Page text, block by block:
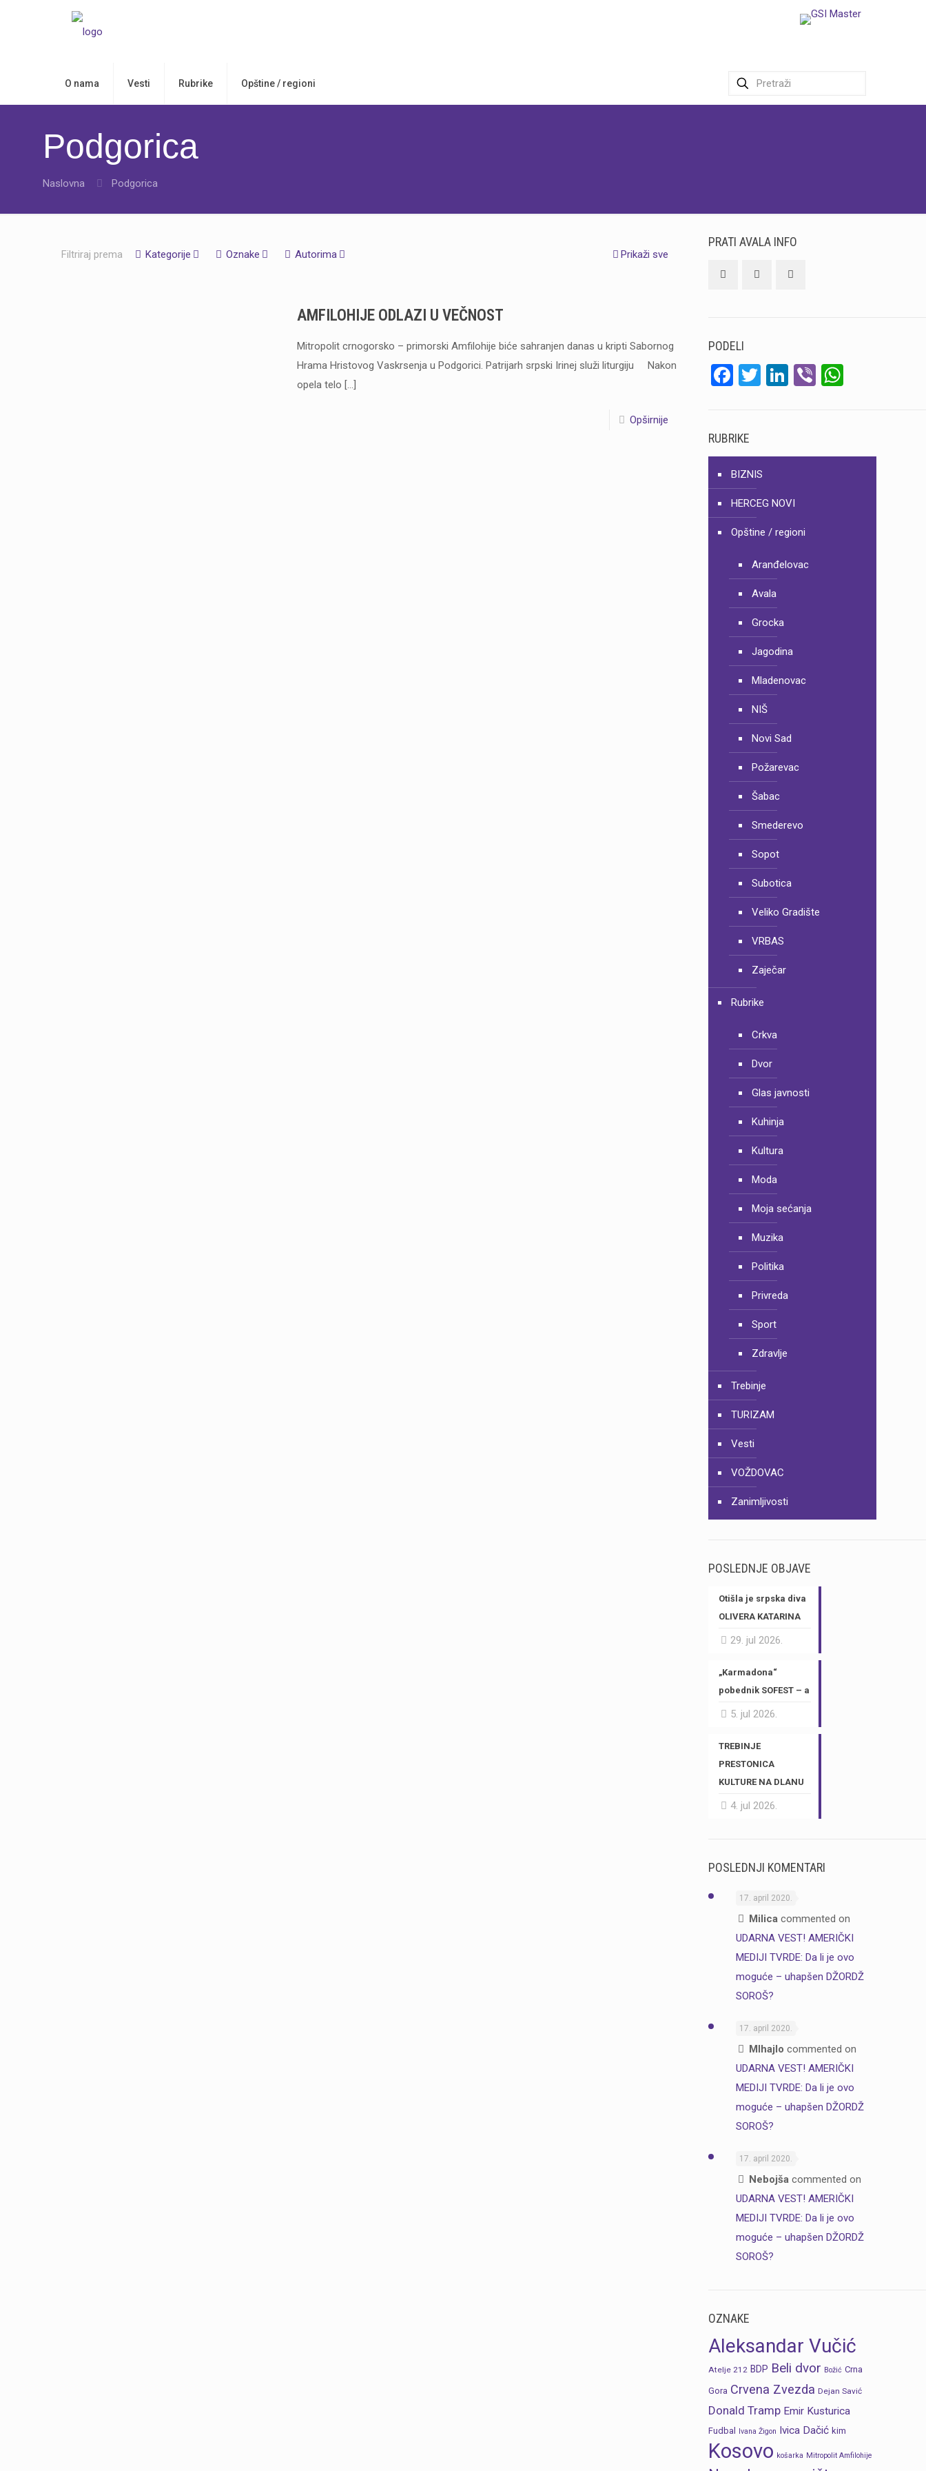
O nama Vesti Rubrike Opštine / regioni
Podgorica
Naslovna Podgorica
Filtriraj prema Kategorije Oznake Autorima Prikaži sve
AMFILOHIJE ODLAZI U VEČNOST
Mitropolit crnogorsko – primorski Amfilohije biće sahranjen danas u kripti Sabornog
Hrama Hristovog Vaskrsenja u Podgorici. Patrijarh srpski Irinej služi liturgiju Nakon
opela telo […]
Opširnije
PRATI AVALA INFO
PODELI
Facebook
Twitter
LinkedIn
Viber
RUBRIKE
BIZNIS
HERCEG NOVI
Opštine / regioni
Aranđelovac
Avala
Grocka
Jagodina
Mladenovac
NIŠ
Novi Sad
Požarevac
Šabac
Smederevo
Sopot
Subotica
Veliko Gradište
VRBAS
Zaječar
Rubrike
Crkva
Dvor
Glas javnosti
Kuhinja
Kultura
Moda
Moja sećanja
Muzika
Politika
Privreda
Sport
Zdravlje
Trebinje
TURIZAM
Vesti
VOŽDOVAC
Zanimljivosti
POSLEDNJE OBJAVE
Otišla je srpska diva
OLIVERA KATARINA
29. jul 2026.
„Karmadona“
pobednik SOFEST – a
5. jul 2026.
TREBINJE
PRESTONICA
KULTURE NA DLANU
4. jul 2026.
POSLEDNJI KOMENTARI
17. april 2020.
Milicacommented on
UDARNA VEST! AMERIČKI
MEDIJI TVRDE: Da li je ovo
moguće – uhapšen DŽORDŽ
SOROŠ?
17. april 2020.
MIhajlo commented on
UDARNA VEST! AMERIČKI
MEDIJI TVRDE: Da li je ovo
moguće – uhapšen DŽORDŽ
SOROŠ?
17. april 2020.
Nebojšacommented on
UDARNA VEST! AMERIČKI
MEDIJI TVRDE: Da li je ovo
moguće – uhapšen DŽORDŽ
SOROŠ?
OZNAKE
Aleksandar Vučić
Atelje 212 BDP Beli dvor Božić Crna
Gora Crvena Zvezda Dejan Savić
Donald Tramp Emir Kusturica
Fudbal Ivana Žigon Ivica Dačić kim
Kosovo košarka Mitropolit Amfilohije